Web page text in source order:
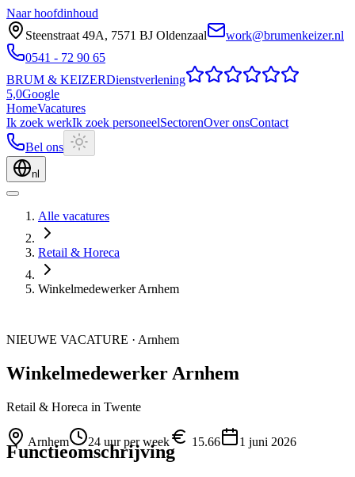
Naar hoofdinhoud
Steenstraat 49A, 7571 BJ Oldenzaal
work@brumenkeizer.nl
0541 - 72 90 65
BRUM & KEIZERDienstverlening
5,0Google
HomeVacatures
Ik zoek werkIk zoek personeelSectorenOver onsContact
Bel ons
nl
Alle vacatures
Retail & Horeca
Winkelmedewerker Arnhem
NIEUWE VACATURE · Arnhem
Winkelmedewerker Arnhem
Retail & Horeca in Twente
Arnhem 24 uur per week 15.66 1 juni 2026
Functieomschrijving